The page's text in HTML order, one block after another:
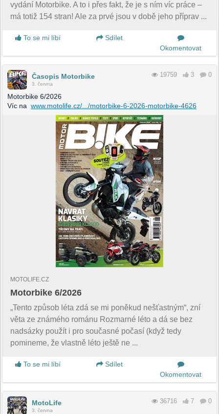
vydání Motorbike. A to i přes fakt, že je s ním víc práce –
má totiž 154 stran! Ale za prvé jsou v době jeho příprav ...
To se mi líbí
Sdílet
Okomentovat
Časopis Motorbike
3. června
19759 3 0
Motorbike 6/2026
Víc na www.motolife.cz/.../motorbike-6-2026-motorbike-4626
MOTOLIFE.CZ
Motorbike 6/2026
„Tento způsob léta zdá se mi poněkud nešťastným“, zní
věta ze známého románu Rozmarné léto a dá se bez
nadsázky použít i pro současné počasí (když tedy
pomineme, že vlastně léto ještě ne ...
To se mi líbí
Sdílet
Okomentovat
MotoLife
3. června
36716 7 0